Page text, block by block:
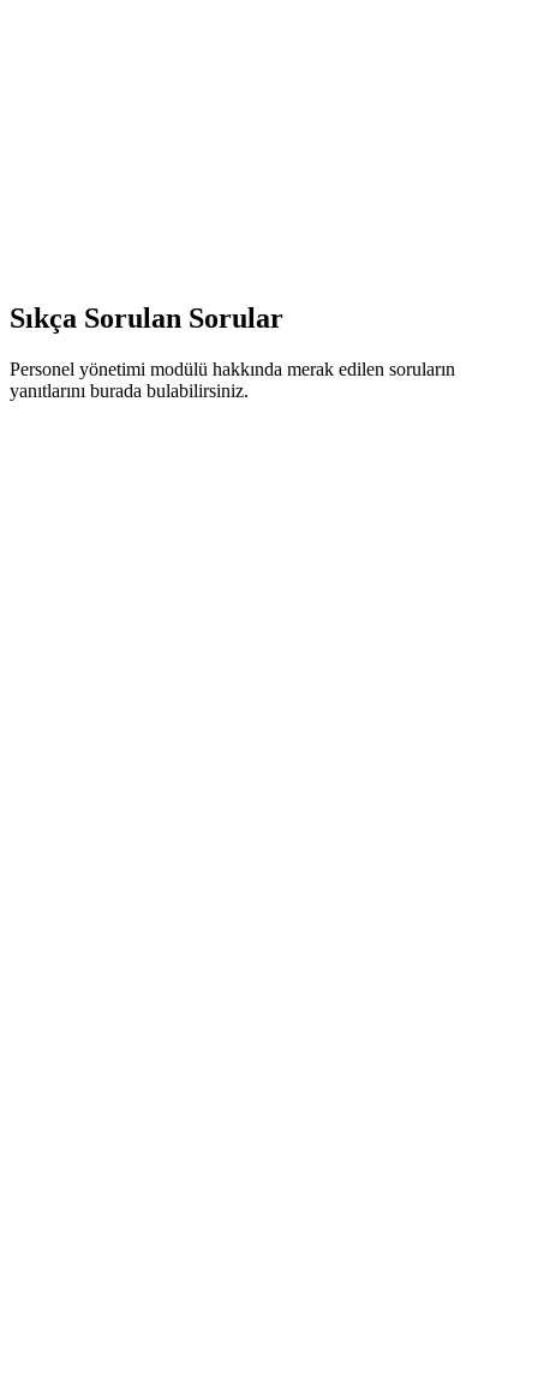
Sıkça Sorulan Sorular
Personel yönetimi modülü hakkında merak edilen soruların
yanıtlarını burada bulabilirsiniz.